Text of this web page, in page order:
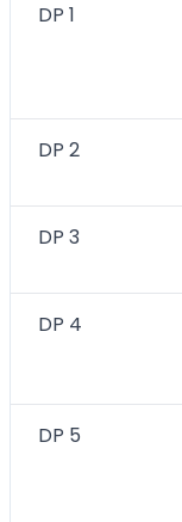
DP 1
DP 2
DP 3
DP 4
DP 5